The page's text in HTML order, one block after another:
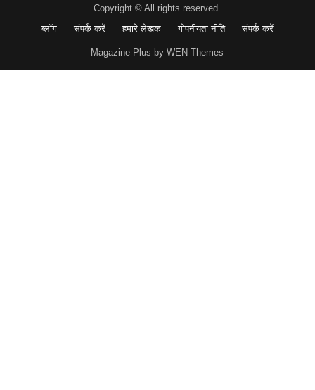
Copyright © All rights reserved.
ब्लॉग
संपर्क करें हमारे लेखक गोपनीयता नीति संपर्क करें
Magazine Plus by WEN Themes